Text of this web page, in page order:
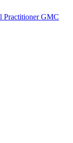
Practitioner GMC